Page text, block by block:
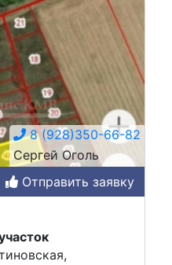
8 (928)350-66-82
Сергей Оголь
Отправить заявку